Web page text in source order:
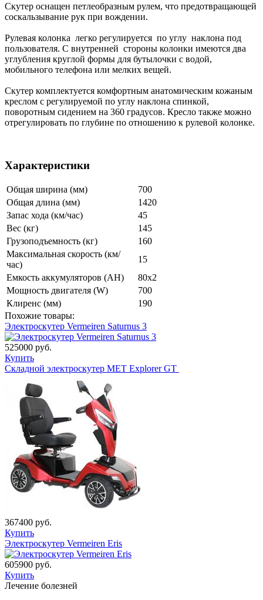
Скутер оснащен петлеобразным рулем, что предотвращающей
соскальзывание рук при вождении.
Рулевая колонка легко регулируется по углу наклона под
пользователя. С внутренней стороны колонки имеются два
углубления круглой формы для бутылочки с водой,
мобильного телефона или мелких вещей.
Скутер комплектуется комфортным анатомическим кожаным
креслом с регулируемой по углу наклона спинкой,
поворотным сидением на 360 градусов. Кресло также можно
отрегулировать по глубине по отношению к рулевой колонке.
Характеристики
Общая ширина (мм)
700
Общая длина (мм)
1420
Запас хода (км/час)
45
Вес (кг)
145
Грузоподъемность (кг)
160
Максимальная скорость (км/
час)
15
Емкость аккумуляторов (AH)
80x2
Мощность двигателя (W)
700
Клиренс (мм)
190
Похожие товары:
Электроскутер Vermeiren Saturnus 3
525000 руб.
Купить
Складной электроскутер МЕТ Explorer GT
367400 руб.
Купить
Электроскутер Vermeiren Eris
605900 руб.
Купить
Лечение болезней